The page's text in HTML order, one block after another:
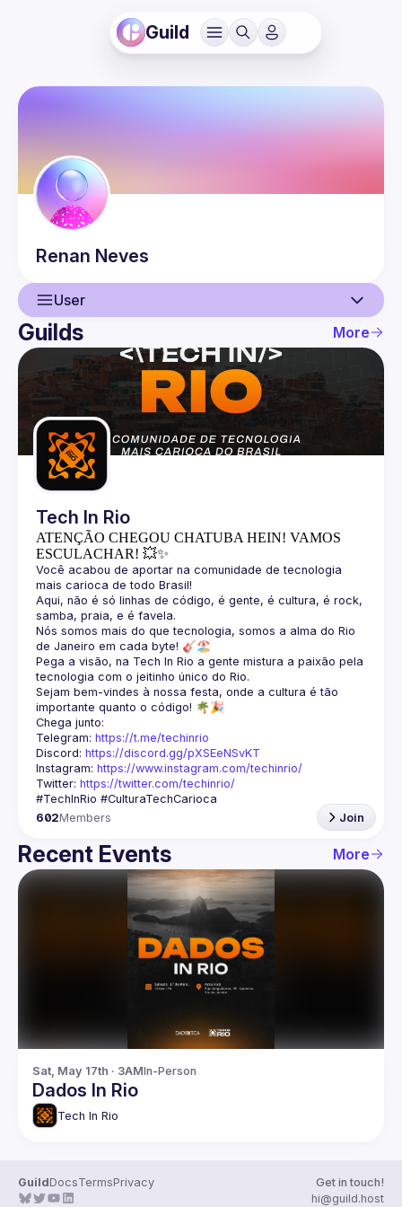
Guild
Renan Neves
User
User
Events
Guilds
Guilds More
Tech In Rio
ATENÇÃO CHEGOU CHATUBA HEIN! VAMOS
ESCULACHAR! 💥✨
Você acabou de aportar na comunidade de tecnologia
Aqui, não é só linhas de código, é gente, é cultura, é rock,
Nós somos mais do que tecnologia, somos a alma do Rio
Pega a visão, na Tech In Rio a gente mistura a paixão pela
Sejam bem-vindes à nossa festa, onde a cultura é tão
Telegram: https://t.me/techinrio
Discord: https://discord.gg/pXSEeNSvKT
Instagram: https://www.instagram.com/techinrio/
Twitter: https://twitter.com/techinrio/
602Members Join
Recent Events More
Sat, May 17th · 3AMIn-Person
Dados In Rio
Tech In Rio
GuildDocsTermsPrivacy
Get in touch!
hi@guild.host